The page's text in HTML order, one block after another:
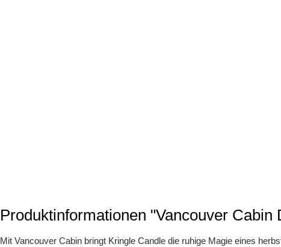
Produktinformationen "Vancouver Cabin
Mit Vancouver Cabin bringt Kringle Candle die ruhige Magie eines